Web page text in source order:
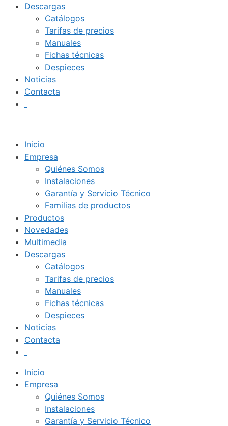
Descargas
Catálogos
Tarifas de precios
Manuales
Fichas técnicas
Despieces
Noticias
Contacta
Inicio
Empresa
Quiénes Somos
Instalaciones
Garantía y Servicio Técnico
Familias de productos
Productos
Novedades
Multimedia
Descargas
Catálogos
Tarifas de precios
Manuales
Fichas técnicas
Despieces
Noticias
Contacta
Inicio
Empresa
Quiénes Somos
Instalaciones
Garantía y Servicio Técnico